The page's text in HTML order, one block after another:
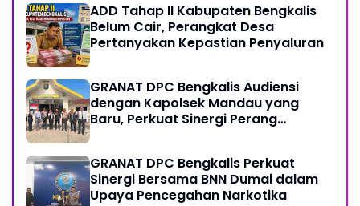
Transfusi Darah
ADD Tahap II Kabupaten Bengkalis
Belum Cair, Perangkat Desa
Pertanyakan Kepastian Penyaluran
GRANAT DPC Bengkalis Audiensi
dengan Kapolsek Mandau yang
Baru, Perkuat Sinergi Perang
GRANAT DPC Bengkalis Perkuat
Sinergi Bersama BNN Dumai dalam
Upaya Pencegahan Narkotika